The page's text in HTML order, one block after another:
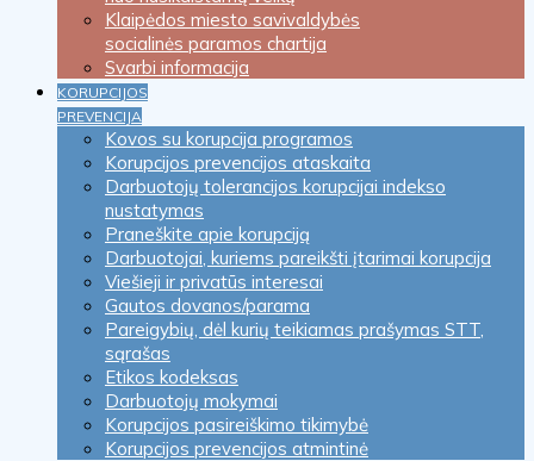
Klaipėdos miesto savivaldybės
socialinės paramos chartija
Svarbi informacija
KORUPCIJOS
PREVENCIJA
Kovos su korupcija programos
Korupcijos prevencijos ataskaita
Darbuotojų tolerancijos korupcijai indekso
nustatymas
Praneškite apie korupciją
Darbuotojai, kuriems pareikšti įtarimai korupcija
Viešieji ir privatūs interesai
Gautos dovanos/parama
Pareigybių, dėl kurių teikiamas prašymas STT,
sąrašas
Etikos kodeksas
Darbuotojų mokymai
Korupcijos pasireiškimo tikimybė
Korupcijos prevencijos atmintinė